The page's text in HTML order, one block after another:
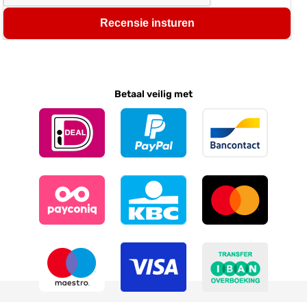
Recensie insturen
Betaal veilig met